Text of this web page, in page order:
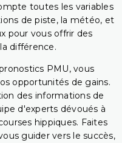
toutes les variables
de piste, la météo, et
pour vous offrir des
différence.
PMU, vous
opportunités de gains.
des informations de
d'experts dévoués à
hippiques. Faites
guider vers le succès,